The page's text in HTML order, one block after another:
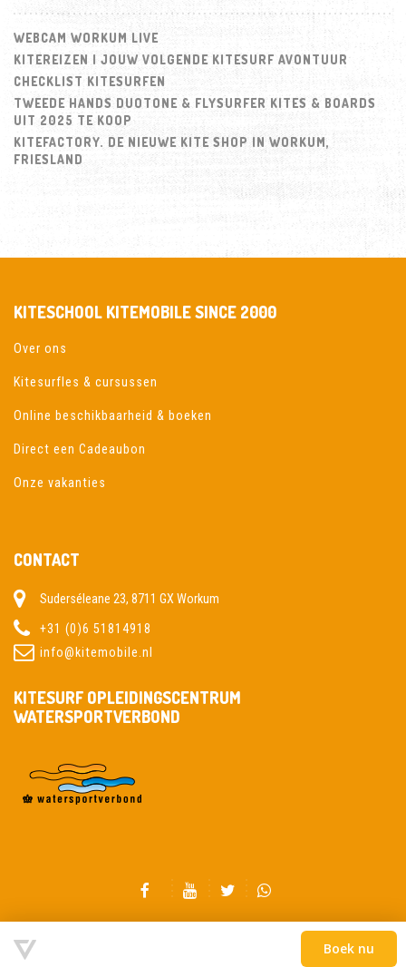
WEBCAM WORKUM LIVE
KITEREIZEN | JOUW VOLGENDE KITESURF AVONTUUR
CHECKLIST KITESURFEN
TWEEDE HANDS DUOTONE & FLYSURFER KITES & BOARDS
UIT 2025 TE KOOP
KITEFACTORY. DE NIEUWE KITE SHOP IN WORKUM,
FRIESLAND
KITESCHOOL KITEMOBILE SINCE 2000
Over ons
Kitesurfles & cursussen
Online beschikbaarheid & boeken
Direct een Cadeaubon
Onze vakanties
CONTACT
Suderséleane 23, 8711 GX Workum
+31 (0)6 51814918
info@kitemobile.nl
KITESURF OPLEIDINGSCENTRUM
WATERSPORTVERBOND